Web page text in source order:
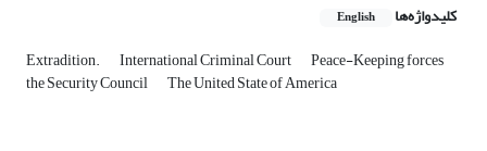
کلیدواژه‌ها English
Extradition. International Criminal Court Peace-Keeping forces
the Security Council The United State of America